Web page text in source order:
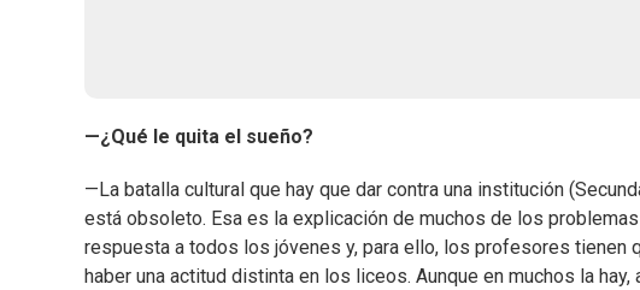
—¿Qué le quita el sueño?
—La batalla cultural que hay que dar contra una institución
está obsoleto. Esa es la explicación de muchos de los
respuesta a todos los jóvenes y, para ello, los profesores tienen
haber una actitud distinta en los liceos. Aunque en muchos la hay,